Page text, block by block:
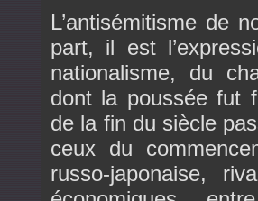
L’antisémitisme de
part, il est
nationalisme, du
dont la poussée fut
de la fin du siècle
ceux du
russo-japonaise,